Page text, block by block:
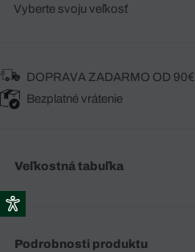
Vyberte svoju veľkosť
DOPRAVA ZADARMO OD 90€
Bezplatné vrátenie
Veľkostná tabuľka
Podrobnosti produktu